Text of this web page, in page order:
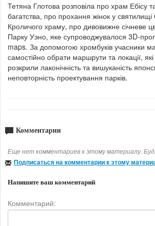
Тетяна Глотова розповіла про храм Ебісу
багатства, про прохання жінок у святилищі
Кроличого храму, про дивовижне січневе
Парку Уэно, яке супроводжувалося 3D-
maps. За допомогою хромбуків учасники
самостійно обрати маршрути та локації,
розкрили лаконічність та вишуканість
неповторність проектування парків.
Комментарии
Еще нет комментариев к этому материалу.
Подписаться на комментарии к этому
Напишите ваш комментарий
Комментарий: